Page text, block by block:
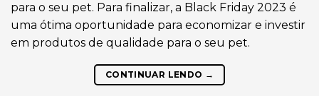
para o seu pet. Para finalizar, a Black Friday 2023 é
uma ótima oportunidade para economizar e investir
em produtos de qualidade para o seu pet.
CONTINUAR LENDO →